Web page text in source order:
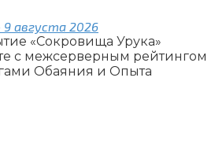
9 августа 2026
«Сокровища Урука»
с межсерверным рейтингом
Обаяния и Опыта